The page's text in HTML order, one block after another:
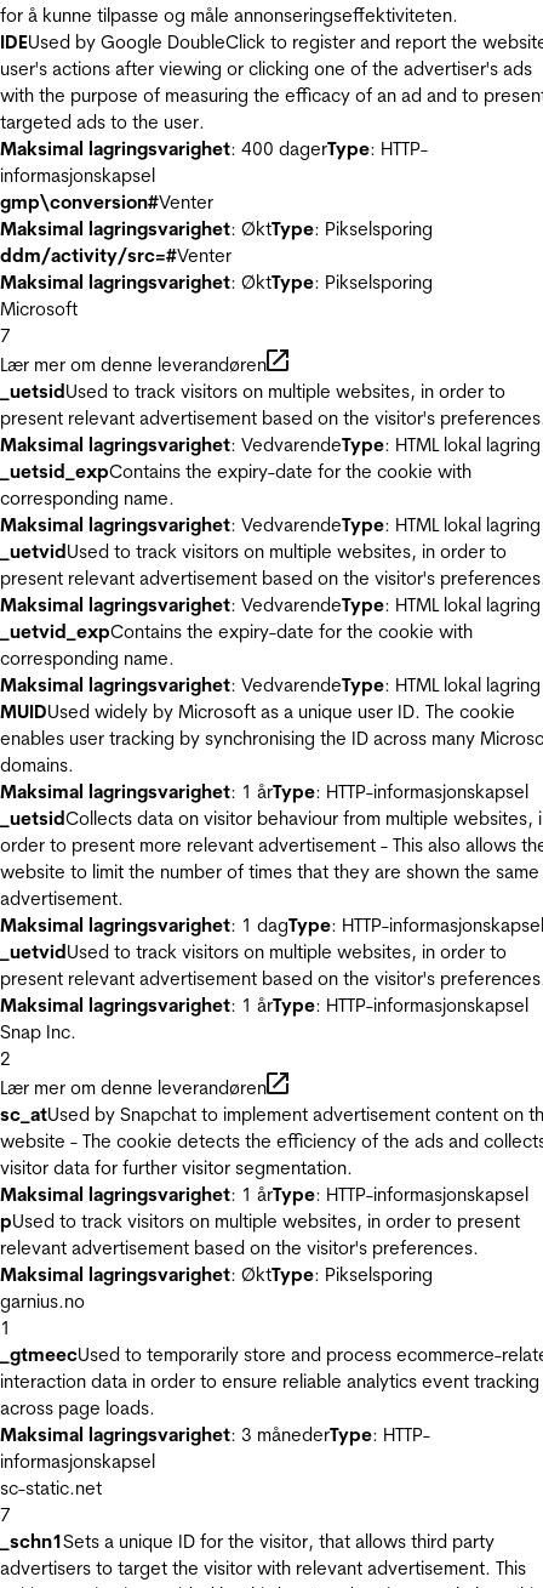
for å kunne tilpasse og måle annonseringseffektiviteten.
IDEUsed by Google DoubleClick to register and report the
user's actions after viewing or clicking one of the advertiser's ads
with the purpose of measuring the efficacy of an ad and to
targeted ads to the user.
Maksimal lagringsvarighet: 400 dagerType: HTTP-
informasjonskapsel
gmp\conversion#Venter
Maksimal lagringsvarighet: ØktType: Pikselsporing
ddm/activity/src=#Venter
Maksimal lagringsvarighet: ØktType: Pikselsporing
Microsoft
7
Lær mer om denne leverandøren
_uetsidUsed to track visitors on multiple websites, in order to
present relevant advertisement based on the visitor's
Maksimal lagringsvarighet: VedvarendeType: HTML lokal lagring
_uetsid_expContains the expiry-date for the cookie with
corresponding name.
Maksimal lagringsvarighet: VedvarendeType: HTML lokal lagring
_uetvidUsed to track visitors on multiple websites, in order to
present relevant advertisement based on the visitor's
Maksimal lagringsvarighet: VedvarendeType: HTML lokal lagring
_uetvid_expContains the expiry-date for the cookie with
corresponding name.
Maksimal lagringsvarighet: VedvarendeType: HTML lokal lagring
MUIDUsed widely by Microsoft as a unique user ID. The cookie
enables user tracking by synchronising the ID across many
domains.
Maksimal lagringsvarighet: 1 årType: HTTP-informasjonskapsel
_uetsidCollects data on visitor behaviour from multiple websites,
order to present more relevant advertisement - This also allows
website to limit the number of times that they are shown the same
advertisement.
Maksimal lagringsvarighet: 1 dagType: HTTP-informasjonskapsel
_uetvidUsed to track visitors on multiple websites, in order to
present relevant advertisement based on the visitor's
Maksimal lagringsvarighet: 1 årType: HTTP-informasjonskapsel
Snap Inc.
2
Lær mer om denne leverandøren
sc_atUsed by Snapchat to implement advertisement content on
website - The cookie detects the efficiency of the ads and
visitor data for further visitor segmentation.
Maksimal lagringsvarighet: 1 årType: HTTP-informasjonskapsel
pUsed to track visitors on multiple websites, in order to present
relevant advertisement based on the visitor's preferences.
Maksimal lagringsvarighet: ØktType: Pikselsporing
garnius.no
1
_gtmeecUsed to temporarily store and process ecommerce-
interaction data in order to ensure reliable analytics event tracking
across page loads.
Maksimal lagringsvarighet: 3 månederType: HTTP-
informasjonskapsel
sc-static.net
7
_schn1Sets a unique ID for the visitor, that allows third party
advertisers to target the visitor with relevant advertisement. This